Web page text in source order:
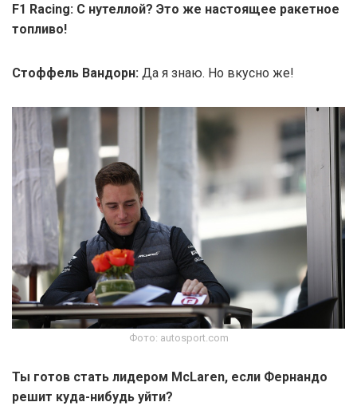
F1 Racing: С нутеллой? Это же настоящее ракетное
топливо!
Стоффель Вандорн: Да я знаю. Но вкусно же!
Фото: autosport.com
Ты готов стать лидером McLaren, если Фернандо
решит куда-нибудь уйти?